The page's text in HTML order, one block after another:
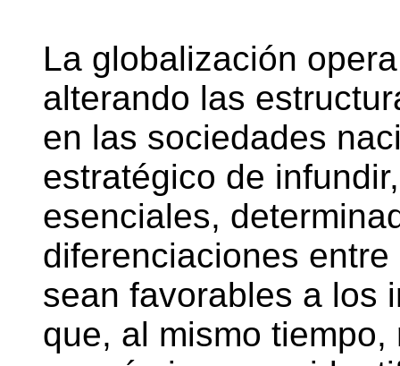
La globalización
alterando las
en las sociedades
estratégico de
esenciales,
diferenciaciones
sean favorables a los
que, al mismo